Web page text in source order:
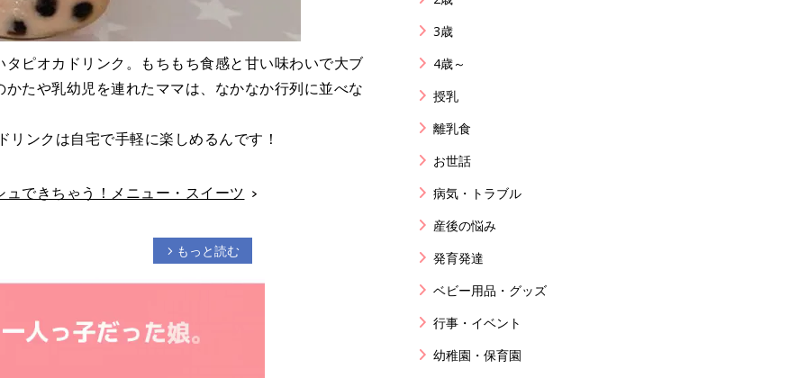
ピオカドリンク。もちもち食感と甘い味わいで大ブ
たや乳幼児を連れたママは、なかなか行列に並べな
ンクは自宅で手軽に楽しめるんです！
できちゃう！メニュー・スイーツ
arrow_forward_ios もっと読む
3歳
4歳～
授乳
離乳食
お世話
病気・トラブル
産後の悩み
発育発達
ベビー用品・グッズ
行事・イベント
幼稚園・保育園